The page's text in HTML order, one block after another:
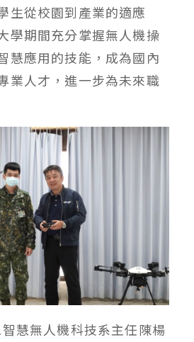
生從校園到產業的適應
學期間充分掌握無人機操
慧應用的技能，成為國內
業人才，進一步為未來職
慧無人機科技系主任陳楊